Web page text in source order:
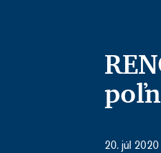
20. júl 2020